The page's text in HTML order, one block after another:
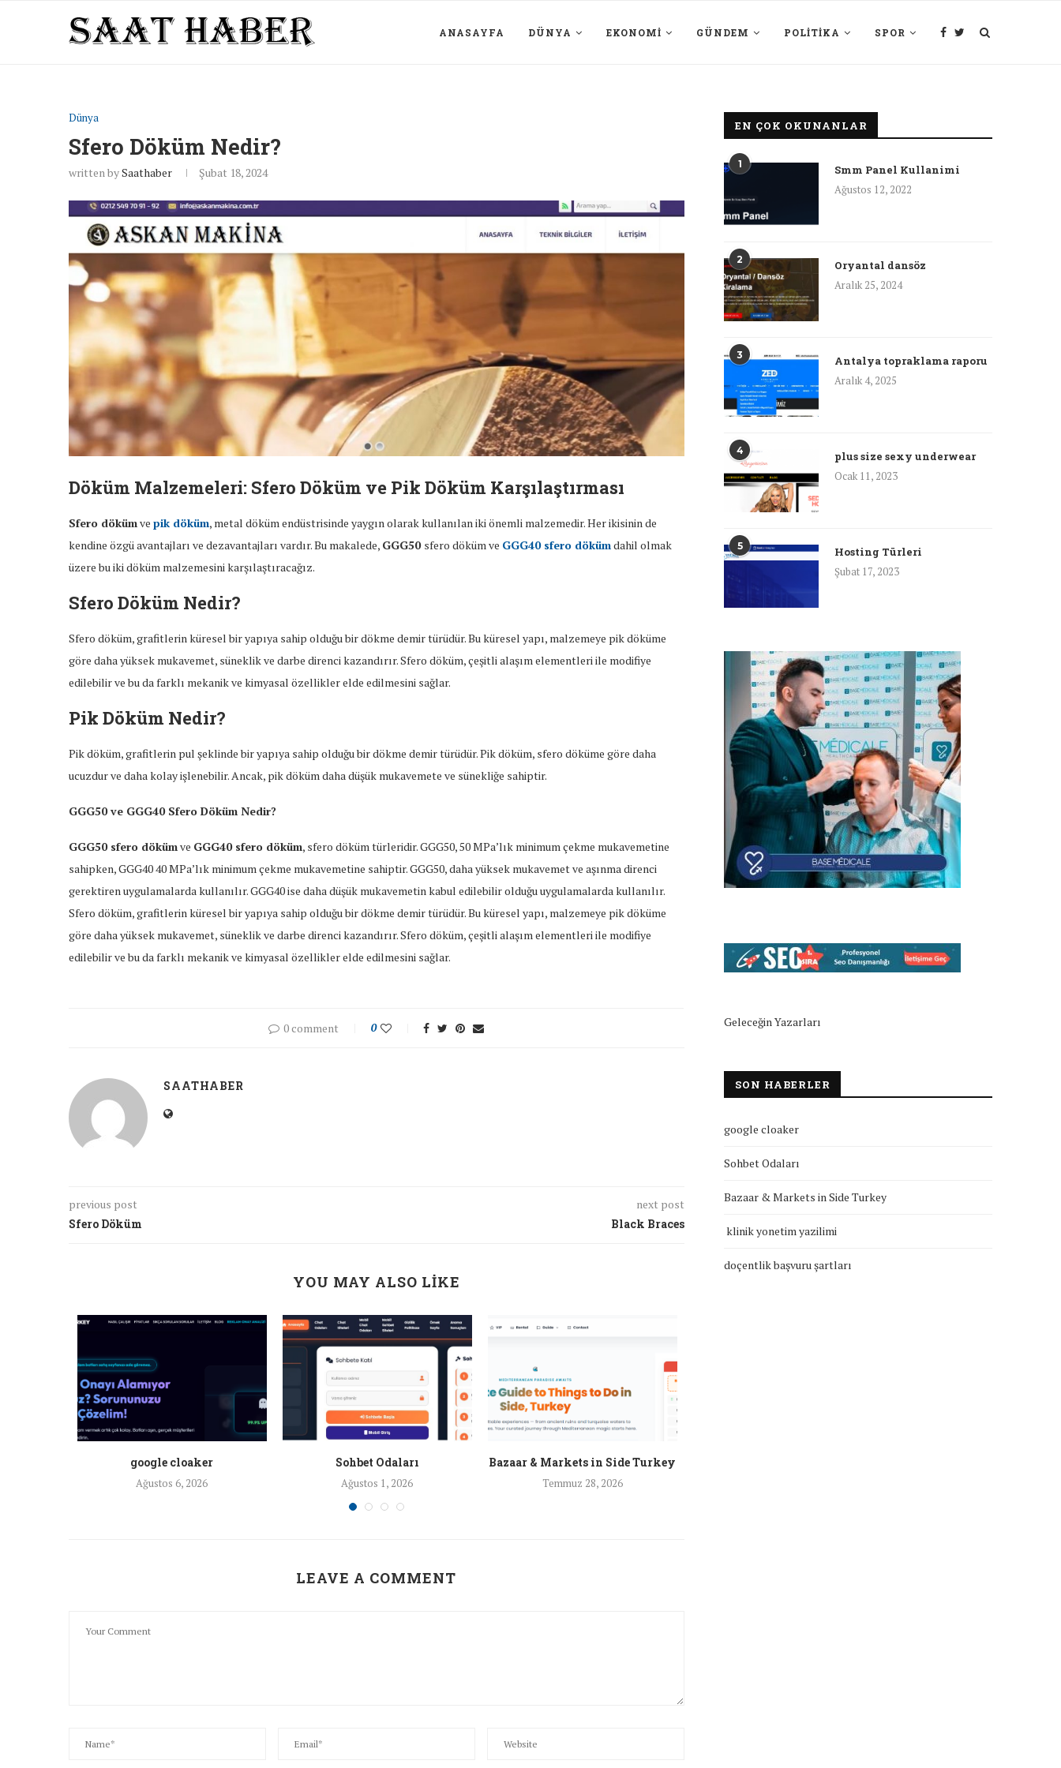
ANASAYFA DÜNYA EKONOMI GÜNDEM POLITIKA SPOR
Dünya
Sfero Döküm Nedir?
written bySaathaber Şubat 18, 2024
Döküm Malzemeleri: Sfero Döküm ve Pik Döküm Karşılaştırması
Sfero dökümve pik döküm, metal döküm endüstrisinde yaygın olarak kullanılan iki önemli malzemedir. Her ikisinin de
kendine özgü avantajları ve dezavantajları vardır. Bu makalede, GGG50 sfero döküm ve GGG40 sfero dökümdahil olmak
üzere bu iki döküm malzemesini karşılaştıracağız.
Sfero Döküm Nedir?
Sfero döküm, grafitlerin küresel bir yapıya sahip olduğu bir dökme demir türüdür. Bu küresel yapı, malzemeye pik döküme
göre daha yüksek mukavemet, süneklik ve darbe direnci kazandırır. Sfero döküm, çeşitli alaşım elementleri ile modifiye
edilebilir ve bu da farklı mekanik ve kimyasal özellikler elde edilmesini sağlar.
Pik Döküm Nedir?
Pik döküm, grafitlerin pul şeklinde bir yapıya sahip olduğu bir dökme demir türüdür. Pik döküm, sfero döküme göre daha
ucuzdur ve daha kolay işlenebilir. Ancak, pik döküm daha düşük mukavemete ve sünekliğe sahiptir.
GGG50 ve GGG40 Sfero Döküm Nedir?
GGG50 sfero dökümve GGG40 sfero döküm, sfero döküm türleridir. GGG50, 50 MPa’lık minimum çekme mukavemetine
sahipken, GGG40 40 MPa’lık minimum çekme mukavemetine sahiptir. GGG50, daha yüksek mukavemet ve aşınma direnci
gerektiren uygulamalarda kullanılır. GGG40 ise daha düşük mukavemetin kabul edilebilir olduğu uygulamalarda kullanılır.
Sfero döküm, grafitlerin küresel bir yapıya sahip olduğu bir dökme demir türüdür. Bu küresel yapı, malzemeye pik döküme
göre daha yüksek mukavemet, süneklik ve darbe direnci kazandırır. Sfero döküm, çeşitli alaşım elementleri ile modifiye
edilebilir ve bu da farklı mekanik ve kimyasal özellikler elde edilmesini sağlar.
0 comment 0
SAATHABER
previous post
Sfero Döküm
next post
Black Braces
YOU MAY ALSO LIKE
google cloaker
Ağustos 6, 2026
Sohbet Odaları
Ağustos 1, 2026
Bazaar & Markets in Side Turkey
Temmuz 28, 2026
LEAVE A COMMENT
EN ÇOK OKUNANLAR
1
Smm Panel Kullanimi
Ağustos 12, 2022
2
Oryantal dansöz
Aralık 25, 2024
3
Antalya topraklama raporu
Aralık 4, 2025
4
plus size sexy underwear
Ocak 11, 2023
5
Hosting Türleri
Şubat 17, 2023
Geleceğin Yazarları
SON HABERLER
google cloaker
Sohbet Odaları
Bazaar & Markets in Side Turkey
klinik yonetim yazilimi
doçentlik başvuru şartları